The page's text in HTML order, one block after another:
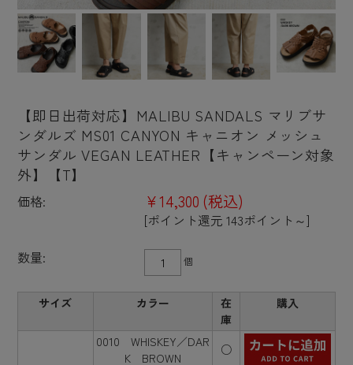
【即日出荷対応】MALIBU SANDALS マリブサ
ンダルズ MS01 CANYON キャニオン メッシュ
サンダル VEGAN LEATHER【キャンペーン対象
外】【T】
価格: ¥14,300 (税込)
[ポイント還元 143ポイント～]
数量:
個
サイズ カラー
在
庫
購入
0010 WHISKEY／DAR
K BROWN
○